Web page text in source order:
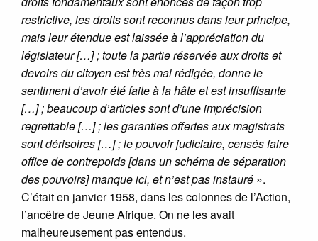
restrictive, les droits sont reconnus dans leur principe,
mais leur étendue est laissée à l’appréciation du
législateur […] ; toute la partie réservée aux droits et
devoirs du citoyen est très mal rédigée, donne le
sentiment d’avoir été faite à la hâte et est insuffisante
[…] ; beaucoup d’articles sont d’une imprécision
regrettable […] ; les garanties offertes aux magistrats
sont dérisoires […] ; le pouvoir judiciaire, censés faire
office de contrepoids [dans un schéma de séparation
des pouvoirs] manque ici, et n’est pas instauré ».
C’était en janvier 1958, dans les colonnes de l’Action,
l’ancêtre de Jeune Afrique. On ne les avait
malheureusement pas entendus.